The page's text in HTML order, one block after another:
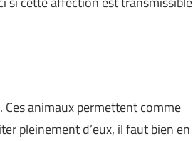
Ces animaux permettent comme
pleinement d’eux, il faut bien en